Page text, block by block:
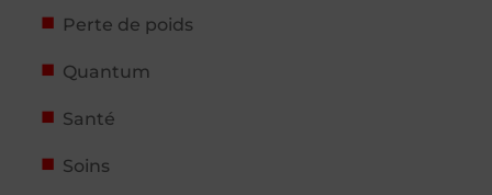
Perte de poids
Quantum
Santé
Soins